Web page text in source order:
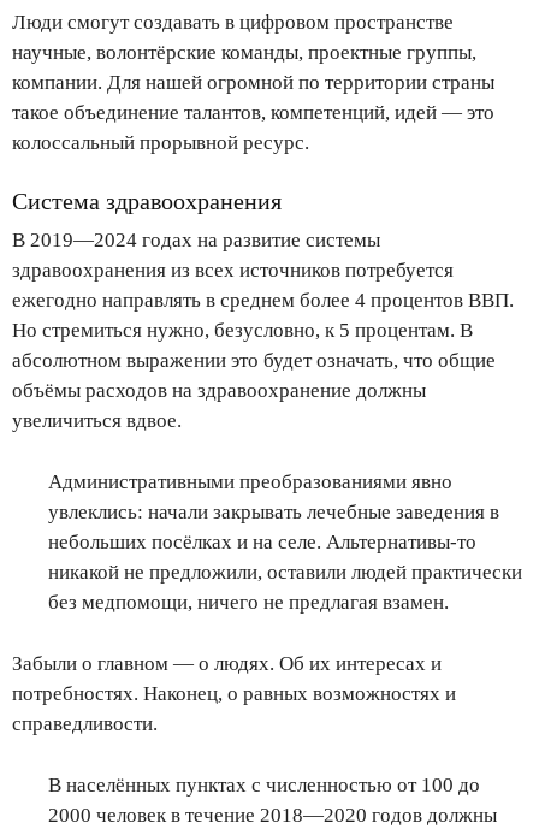
Люди смогут создавать в цифровом пространстве
научные, волонтёрские команды, проектные группы,
компании. Для нашей огромной по территории страны
такое объединение талантов, компетенций, идей — это
колоссальный прорывной ресурс.
Система здравоохранения
В 2019—2024 годах на развитие системы
здравоохранения из всех источников потребуется
ежегодно направлять в среднем более 4 процентов ВВП.
Но стремиться нужно, безусловно, к 5 процентам. В
абсолютном выражении это будет означать, что общие
объёмы расходов на здравоохранение должны
увеличиться вдвое.
Административными преобразованиями явно
увлеклись: начали закрывать лечебные заведения в
небольших посёлках и на селе. Альтернативы-то
никакой не предложили, оставили людей практически
без медпомощи, ничего не предлагая взамен.
Забыли о главном — о людях. Об их интересах и
потребностях. Наконец, о равных возможностях и
справедливости.
В населённых пунктах с численностью от 100 до
2000 человек в течение 2018—2020 годов должны